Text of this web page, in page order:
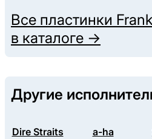
Все пластинки
в каталоге →
Другие
Dire Straits a-ha